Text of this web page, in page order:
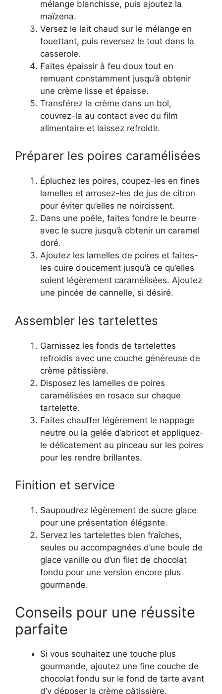
mélange blanchisse, puis ajoutez la
maïzena.
Versez le lait chaud sur le mélange en
fouettant, puis reversez le tout dans la
casserole.
Faites épaissir à feu doux tout en
remuant constamment jusqu’à obtenir
une crème lisse et épaisse.
Transférez la crème dans un bol,
couvrez-la au contact avec du film
alimentaire et laissez refroidir.
Préparer les poires caramélisées
Épluchez les poires, coupez-les en fines
lamelles et arrosez-les de jus de citron
pour éviter qu’elles ne noircissent.
Dans une poêle, faites fondre le beurre
avec le sucre jusqu’à obtenir un caramel
doré.
Ajoutez les lamelles de poires et faites-
les cuire doucement jusqu’à ce qu’elles
soient légèrement caramélisées. Ajoutez
une pincée de cannelle, si désiré.
Assembler les tartelettes
Garnissez les fonds de tartelettes
refroidis avec une couche généreuse de
crème pâtissière.
Disposez les lamelles de poires
caramélisées en rosace sur chaque
tartelette.
Faites chauffer légèrement le nappage
neutre ou la gelée d’abricot et appliquez-
le délicatement au pinceau sur les poires
pour les rendre brillantes.
Finition et service
Saupoudrez légèrement de sucre glace
pour une présentation élégante.
Servez les tartelettes bien fraîches,
seules ou accompagnées d’une boule de
glace vanille ou d’un filet de chocolat
fondu pour une version encore plus
gourmande.
Conseils pour une réussite
parfaite
Si vous souhaitez une touche plus
gourmande, ajoutez une fine couche de
chocolat fondu sur le fond de tarte avant
d’y déposer la crème pâtissière.